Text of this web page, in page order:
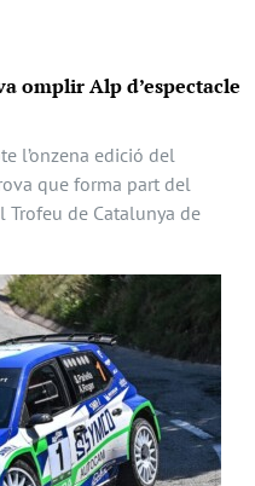
omplir Alp d’espectacle
l’onzena edició del
que forma part del
de Catalunya de